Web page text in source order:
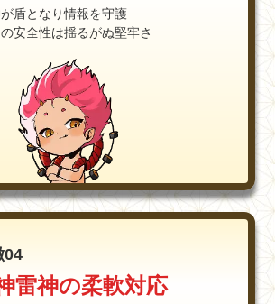
盾となり情報を守護
安全性は揺るがぬ堅牢さ
04
雷神の柔軟対応